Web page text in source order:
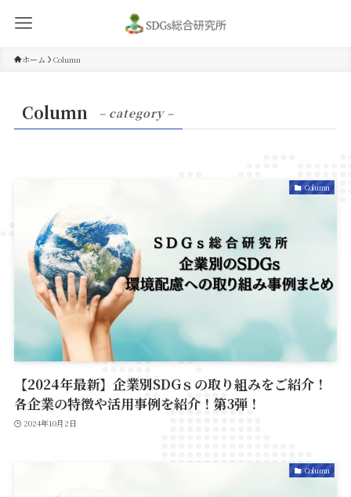
ホーム Column
Column – category –
Column
【2024年最新】企業別SDGｓの取り組みをご紹介！
各企業の特徴や活用事例を紹介！第3弾！
2024年10月2日
Column